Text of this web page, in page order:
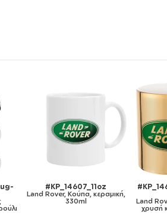
#KP_14607_11oz
Rover, Κούπα, κεραμική,
gold
Land Rover, Κούπα
χρυσή